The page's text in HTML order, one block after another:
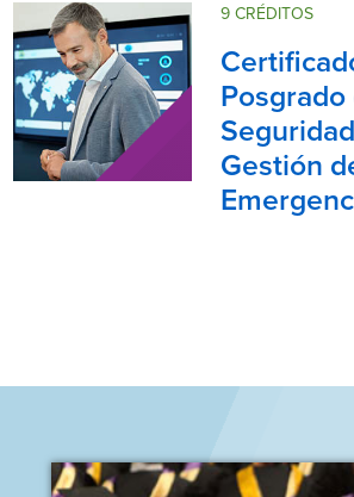
9 CRÉDITOS
Posgrado
Gestión